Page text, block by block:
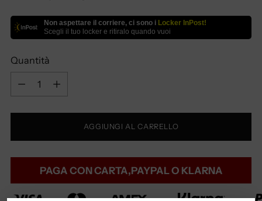
Non aspettare il corriere, ci sono i Locker InPost!
Scegli il tuo locker e ritiralo quando vuoi
Quantità
Quantità
AGGIUNGI AL CARRELLO
PAGA CON CARTA,PAYPAL O KLARNA